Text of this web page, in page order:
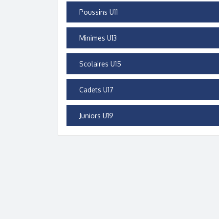
Poussins U11
Minimes U13
Scolaires U15
Cadets U17
Juniors U19